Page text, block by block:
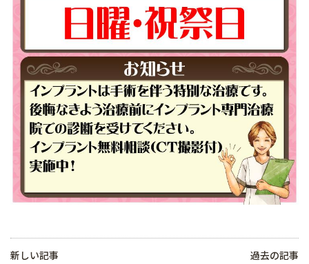
新しい記事 過去の記事